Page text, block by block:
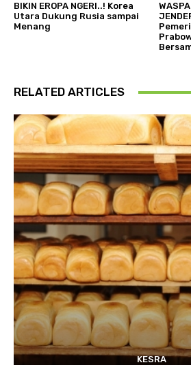
BIKIN EROPA NGERI..! Korea
Utara Dukung Rusia sampai
Menang
RELATED ARTICLES
KESRA